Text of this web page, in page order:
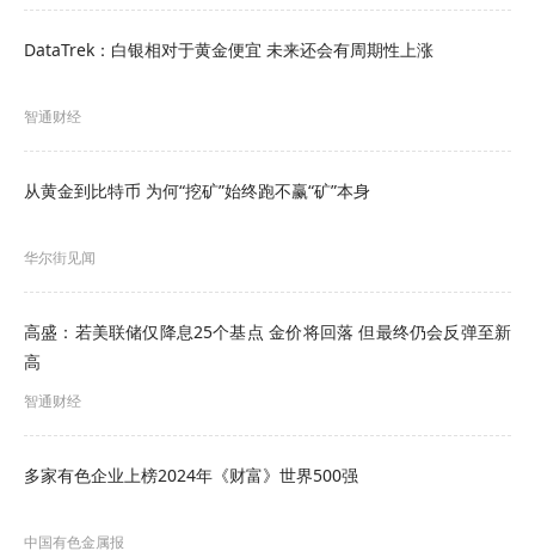
存“天花板”失去弹性；供应刚性而需求在新经济中稳
健增长，供需缺口逐渐扩大，价格上行基础牢固。
黄金：再通胀叠加避险，价格再创新高
宗价格上涨及2月美国CPI数据回落不畅，引发市场
在3月CPI公布窗口前期押注再通胀交易，十年期美
债隐含再通胀率从2月初的2.19%提升至4月初的
2.37%，
需求，金价连续刷新高点记录。在美元信用弱化背
DataTrek：白银相对于黄金便宜 未来还会有周期性上涨
智通财经
从黄金到比特币 为何“挖矿”始终跑不赢“矿”本身
华尔街见闻
高盛：若美联储仅降息25个基点 金价将回落 但最终仍会反弹至新
高
智通财经
多家有色企业上榜2024年《财富》世界500强
中国有色金属报